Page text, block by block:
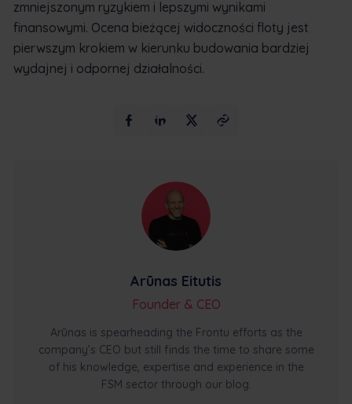
zmniejszonym ryzykiem i lepszymi wynikami
finansowymi. Ocena bieżącej widoczności floty jest
pierwszym krokiem w kierunku budowania bardziej
wydajnej i odpornej działalności.
Arūnas Eitutis
Founder & CEO
Arūnas is spearheading the Frontu efforts as the
company’s CEO but still finds the time to share some
of his knowledge, expertise and experience in the
FSM sector through our blog.